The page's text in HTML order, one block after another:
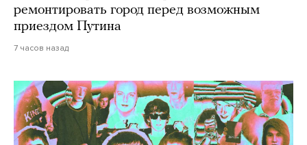
ремонтировать город перед возможным
приездом Путина
7 часов назад